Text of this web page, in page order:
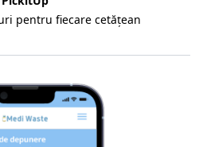
pentru fiecare cetățean